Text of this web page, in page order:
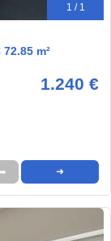
1 / 1
m²
1.240 €
➜